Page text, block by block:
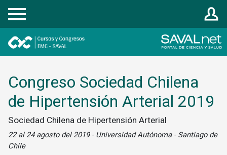
Registrarse
Congreso Sociedad Chilena
de Hipertensión Arterial 2019
Sociedad Chilena de Hipertensión Arterial
22 al 24 agosto del 2019 - Universidad Autónoma - Santiago de
Chile